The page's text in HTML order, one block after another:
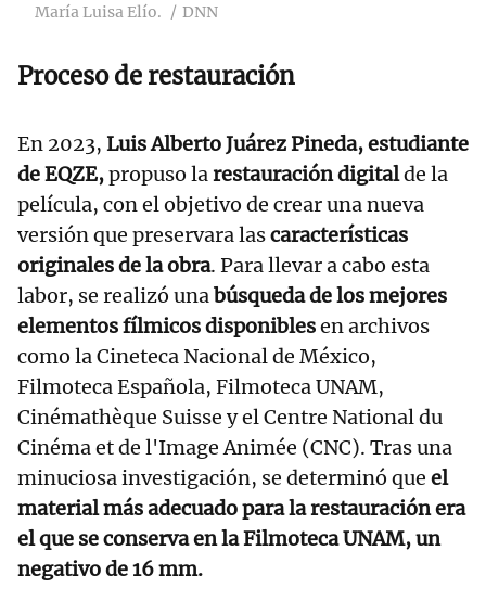
María Luisa Elío. DNN
Proceso de restauración
En 2023, Luis Alberto Juárez Pineda, estudiante
de EQZE,propuso larestauración digitalde la
película, con el objetivo de crear una nueva
versión que preservara lascaracterísticas
originales de la obra. Para llevar a cabo esta
labor, se realizó unabúsqueda de los mejores
elementos fílmicos disponiblesen archivos
como la Cineteca Nacional de México,
Filmoteca Española, Filmoteca UNAM,
Cinémathèque Suisse y el Centre National du
Cinéma et de l'Image Animée (CNC). Tras una
minuciosa investigación, se determinó que el
material más adecuado para la restauración era
el que se conserva en la Filmoteca UNAM, un
negativo de 16 mm.